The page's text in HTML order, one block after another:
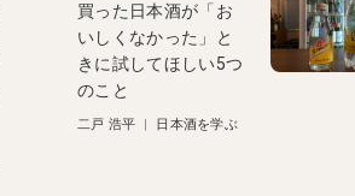
買った日本酒が「お
いしくなかった」と
きに試してほしい5つ
のこと
二戸 浩平 | 日本酒を学ぶ